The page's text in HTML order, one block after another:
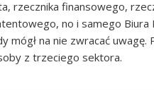
rzecznika finansowego,
no i samego Biura
mógł na nie zwracać uwagę.
z trzeciego sektora.